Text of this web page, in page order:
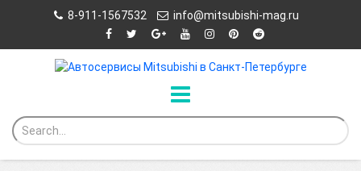
8-911-1567532 info@mitsubishi-mag.ru